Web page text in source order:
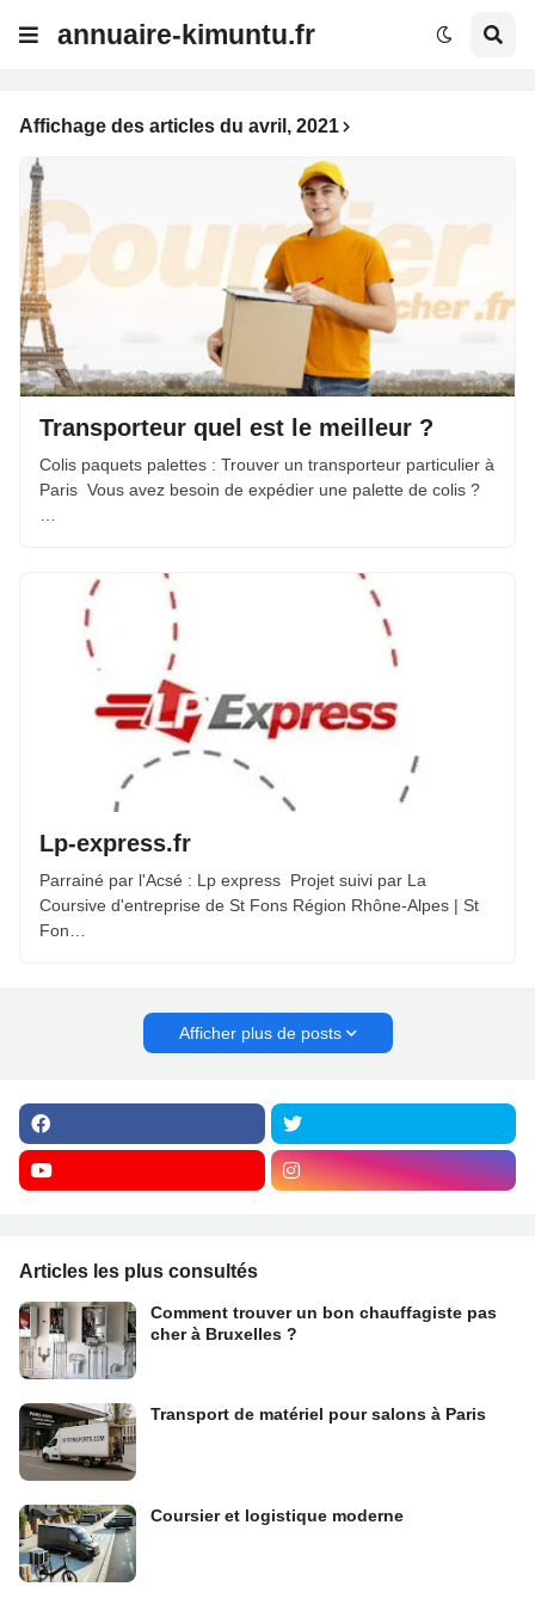
annuaire-kimuntu.fr
Affichage des articles du avril, 2021
Transporteur quel est le meilleur ?
Colis paquets palettes : Trouver un transporteur particulier à
Paris Vous avez besoin de expédier une palette de colis ?
Lp-express.fr
Parrainé par l'Acsé : Lp express Projet suivi par La
Coursive d'entreprise de St Fons Région Rhône-Alpes | St
Fon…
Afficher plus de posts
Articles les plus consultés
Comment trouver un bon chauffagiste pas
cher à Bruxelles ?
Transport de matériel pour salons à Paris
Coursier et logistique moderne